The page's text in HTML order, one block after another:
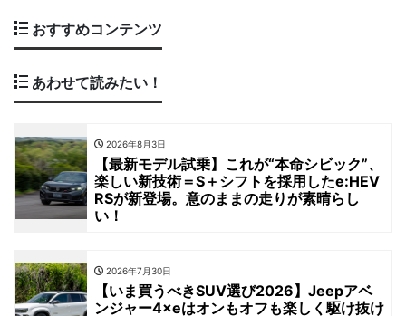
おすすめコンテンツ
あわせて読みたい！
2026年8月3日
【最新モデル試乗】これが“本命シビック”、
楽しい新技術＝S＋シフトを採用したe:HEV
RSが新登場。意のままの走りが素晴らし
い！
2026年7月30日
【いま買うべきSUV選び2026】Jeepアベ
ンジャー4×eはオンもオフも楽しく駆け抜け